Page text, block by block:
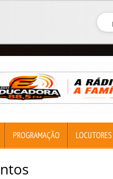
PROGRAMAÇÃO LOCUTORES